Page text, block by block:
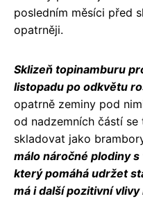
posledním měsíci před
opatrněji.
Sklizeň topinamburu
listopadu po odkvětu
opatrně zeminy pod
od nadzemních částí
skladovat jako
málo náročné plodiny
který pomáhá udržet
má i další pozitivní vlivy